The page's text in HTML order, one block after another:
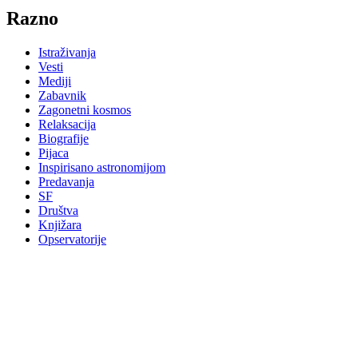
Razno
Istraživanja
Vesti
Mediji
Zabavnik
Zagonetni kosmos
Relaksacija
Biografije
Pijaca
Inspirisano astronomijom
Predavanja
SF
Društva
Knjižara
Opservatorije